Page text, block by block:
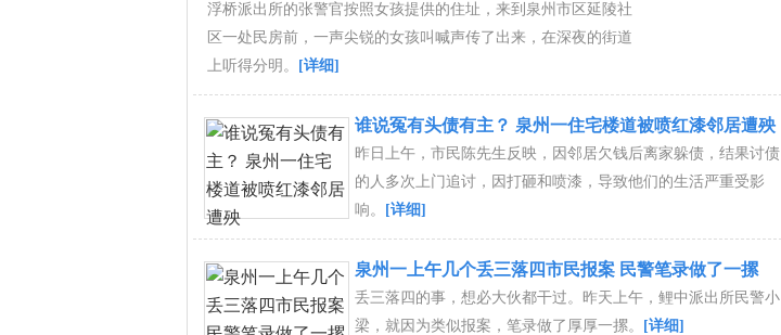
浮桥派出所的张警官按照女孩提供的住址，来到泉州市区延陵社
区一处民房前，一声尖锐的女孩叫喊声传了出来，在深夜的街道
上听得分明。
[详细]
谁说冤有头债有主？ 泉州一住宅楼道被喷红漆邻居遭殃
昨日上午，市民陈先生反映，因邻居欠钱后离家躲债，结果讨债
的人多次上门追讨，因打砸和喷漆，导致他们的生活严重受影
响。
[详细]
泉州一上午几个丢三落四市民报案 民警笔录做了一摞
丢三落四的事，想必大伙都干过。昨天上午，鲤中派出所民警小
梁，就因为类似报案，笔录做了厚厚一摞。
[详细]